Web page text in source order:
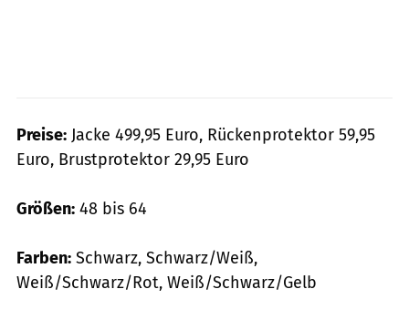
Preise: Jacke 499,95 Euro, Rückenprotektor 59,95
Euro, Brustprotektor 29,95 Euro
Größen: 48 bis 64
Farben: Schwarz, Schwarz/Weiß,
Weiß/Schwarz/Rot, Weiß/Schwarz/Gelb